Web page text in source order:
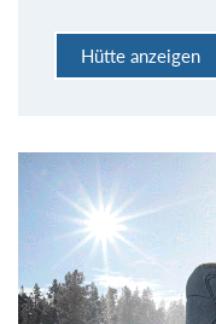
Hütte anzeigen